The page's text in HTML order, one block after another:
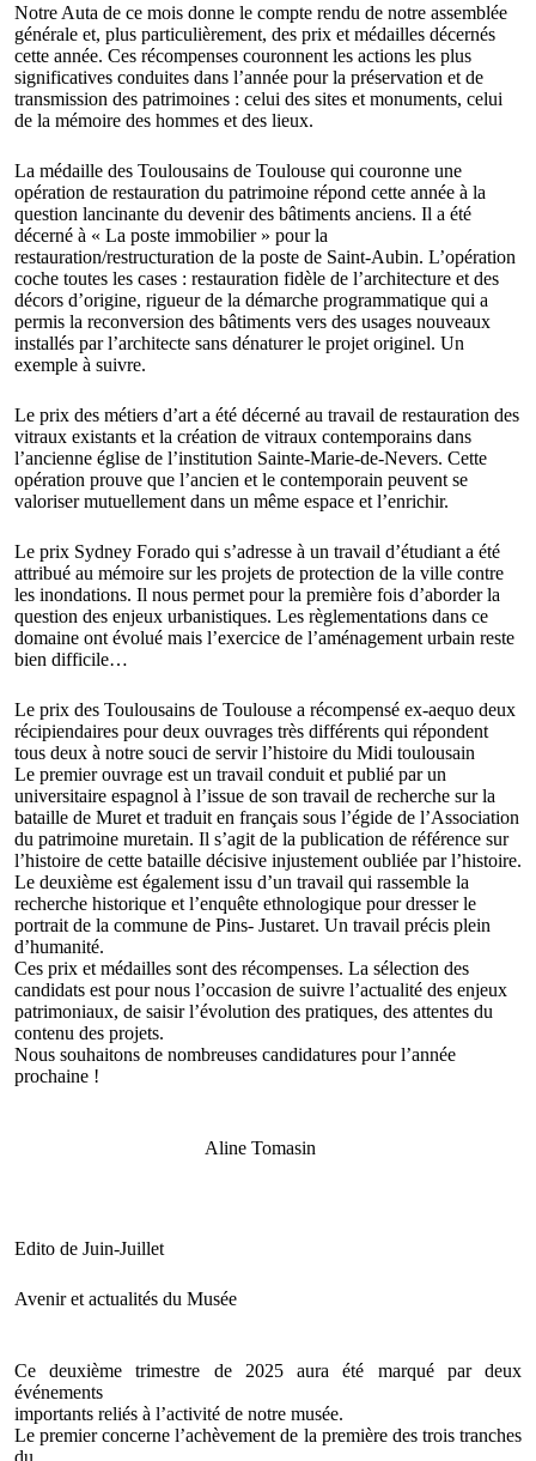
Notre Auta de ce mois donne le compte rendu de notre assemblée
générale et, plus particulièrement, des prix et médailles décernés
cette année. Ces récompenses couronnent les actions les plus
significatives conduites dans l’année pour la préservation et de
transmission des patrimoines : celui des sites et monuments, celui
de la mémoire des hommes et des lieux.
La médaille des Toulousains de Toulouse qui couronne une
opération de restauration du patrimoine répond cette année à la
question lancinante du devenir des bâtiments anciens. Il a été
décerné à « La poste immobilier » pour la
restauration/restructuration de la poste de Saint-Aubin. L’opération
coche toutes les cases : restauration fidèle de l’architecture et des
décors d’origine, rigueur de la démarche programmatique qui a
permis la reconversion des bâtiments vers des usages nouveaux
installés par l’architecte sans dénaturer le projet originel. Un
exemple à suivre.
Le prix des métiers d’art a été décerné au travail de restauration des
vitraux existants et la création de vitraux contemporains dans
l’ancienne église de l’institution Sainte-Marie-de-Nevers. Cette
opération prouve que l’ancien et le contemporain peuvent se
valoriser mutuellement dans un même espace et l’enrichir.
Le prix Sydney Forado qui s’adresse à un travail d’étudiant a été
attribué au mémoire sur les projets de protection de la ville contre
les inondations. Il nous permet pour la première fois d’aborder la
question des enjeux urbanistiques. Les règlementations dans ce
domaine ont évolué mais l’exercice de l’aménagement urbain reste
bien difficile…
Le prix des Toulousains de Toulouse a récompensé ex-aequo deux
récipiendaires pour deux ouvrages très différents qui répondent
tous deux à notre souci de servir l’histoire du Midi toulousain
Le premier ouvrage est un travail conduit et publié par un
universitaire espagnol à l’issue de son travail de recherche sur la
bataille de Muret et traduit en français sous l’égide de l’Association
du patrimoine muretain. Il s’agit de la publication de référence sur
l’histoire de cette bataille décisive injustement oubliée par l’histoire.
Le deuxième est également issu d’un travail qui rassemble la
recherche historique et l’enquête ethnologique pour dresser le
portrait de la commune de Pins- Justaret. Un travail précis plein
d’humanité.
Ces prix et médailles sont des récompenses. La sélection des
candidats est pour nous l’occasion de suivre l’actualité des enjeux
patrimoniaux, de saisir l’évolution des pratiques, des attentes du
contenu des projets.
Nous souhaitons de nombreuses candidatures pour l’année
prochaine !
Aline Tomasin
Edito de Juin-Juillet
Avenir et actualités du Musée
Ce deuxième trimestre de 2025 aura été marqué par deux
événements
importants reliés à l’activité de notre musée.
Le premier concerne l’achèvement de la première des trois tranches
du